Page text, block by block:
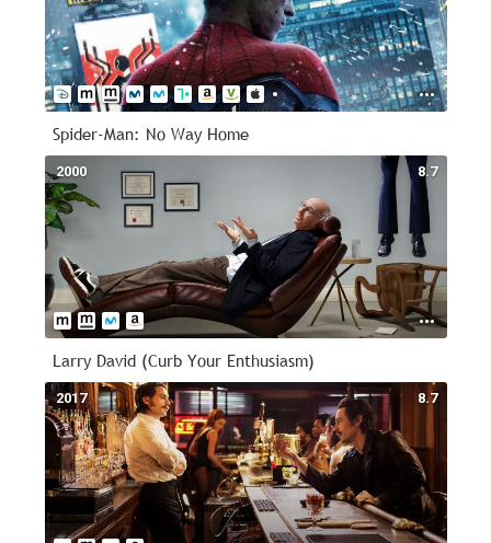
Spider-Man: No Way Home
8.7
2000
Larry David (Curb Your Enthusiasm)
8.7
2017